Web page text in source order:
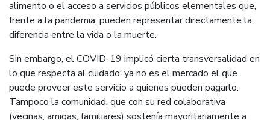
alimento o el acceso a servicios públicos elementales que,
frente a la pandemia, pueden representar directamente la
diferencia entre la vida o la muerte.
Sin embargo, el COVID-19 implicó cierta transversalidad en
lo que respecta al cuidado: ya no es el mercado el que
puede proveer este servicio a quienes pueden pagarlo.
Tampoco la comunidad, que con su red colaborativa
(vecinas, amigas, familiares) sostenía mayoritariamente a